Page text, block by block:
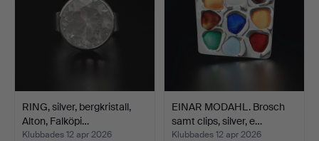
RING, silver, bergkristall,
Alton, Falköpi…
Klubbades 12 apr 2026
EINAR MODAHL. Brosch
samt clips, silver, e…
Klubbades 12 apr 2026